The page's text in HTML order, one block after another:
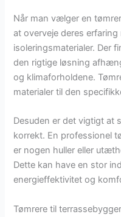
Når man vælger en
at overveje deres
isoleringsmaterialer. Der
den rigtige løsning
og klimaforholdene.
materialer til den
Desuden er det vigtigt at
korrekt. En professionel
er nogen huller eller
Dette kan have en stor
energieffektivitet og
Tømrere til